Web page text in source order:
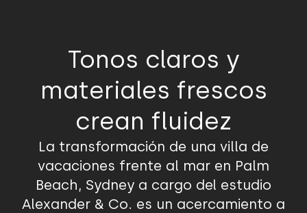
Tonos claros y
materiales frescos
crean fluidez
La transformación de una villa de
vacaciones frente al mar en Palm
Beach, Sydney a cargo del estudio
Alexander & Co. es un acercamiento a